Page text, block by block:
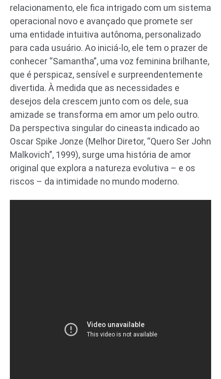
relacionamento, ele fica intrigado com um sistema
operacional novo e avançado que promete ser
uma entidade intuitiva autônoma, personalizado
para cada usuário. Ao iniciá-lo, ele tem o prazer de
conhecer “Samantha”, uma voz feminina brilhante,
que é perspicaz, sensível e surpreendentemente
divertida. À medida que as necessidades e
desejos dela crescem junto com os dele, sua
amizade se transforma em amor um pelo outro.
Da perspectiva singular do cineasta indicado ao
Oscar Spike Jonze (Melhor Diretor, “Quero Ser John
Malkovich”, 1999), surge uma história de amor
original que explora a natureza evolutiva – e os
riscos – da intimidade no mundo moderno.